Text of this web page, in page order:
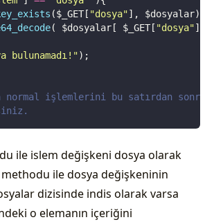
($_GET[ "dosya"],
$dosyalar)
( $dosyalar[ $_GET[ "dosya"]
bulunamadı! ");
işlemlerini bu satırdan sonra
ile islem değişkeni dosya olarak
ile dosya değişkeninin
dizisinde indis olarak varsa
o elemanın içeriğini